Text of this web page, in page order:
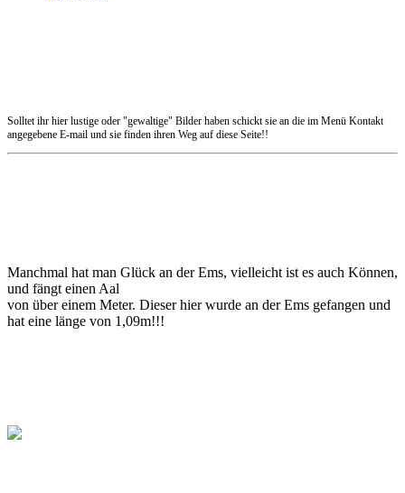
Solltet ihr hier lustige oder "gewaltige" Bilder haben schickt sie an die im Menü Kontakt
angegebene E-mail und sie finden ihren Weg auf diese Seite!!
Manchmal hat man Glück an der Ems, vielleicht ist es auch Können,
und fängt einen Aal
von über einem Meter. Dieser hier wurde an der Ems gefangen und
hat eine länge von 1,09m!!!